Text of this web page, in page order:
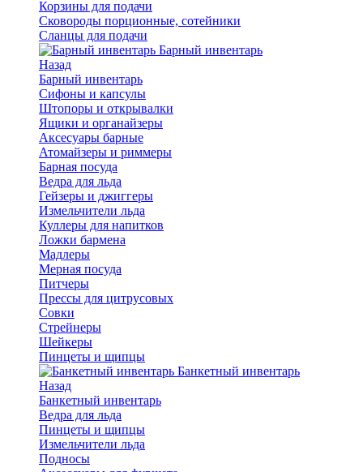
Корзины для подачи
Сковороды порционные, сотейники
Сланцы для подачи
Барный инвентарь
Назад
Барный инвентарь
Сифоны и капсулы
Штопоры и открывалки
Ящики и органайзеры
Аксесуары барные
Атомайзеры и риммеры
Барная посуда
Ведра для льда
Гейзеры и джиггеры
Измельчители льда
Куллеры для напитков
Ложки бармена
Мадлеры
Мерная посуда
Питчеры
Прессы для цитрусовых
Совки
Стрейнеры
Шейкеры
Пинцеты и щипцы
Банкетный инвентарь
Назад
Банкетный инвентарь
Ведра для льда
Пинцеты и щипцы
Измельчители льда
Подносы